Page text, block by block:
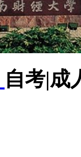
自考|成